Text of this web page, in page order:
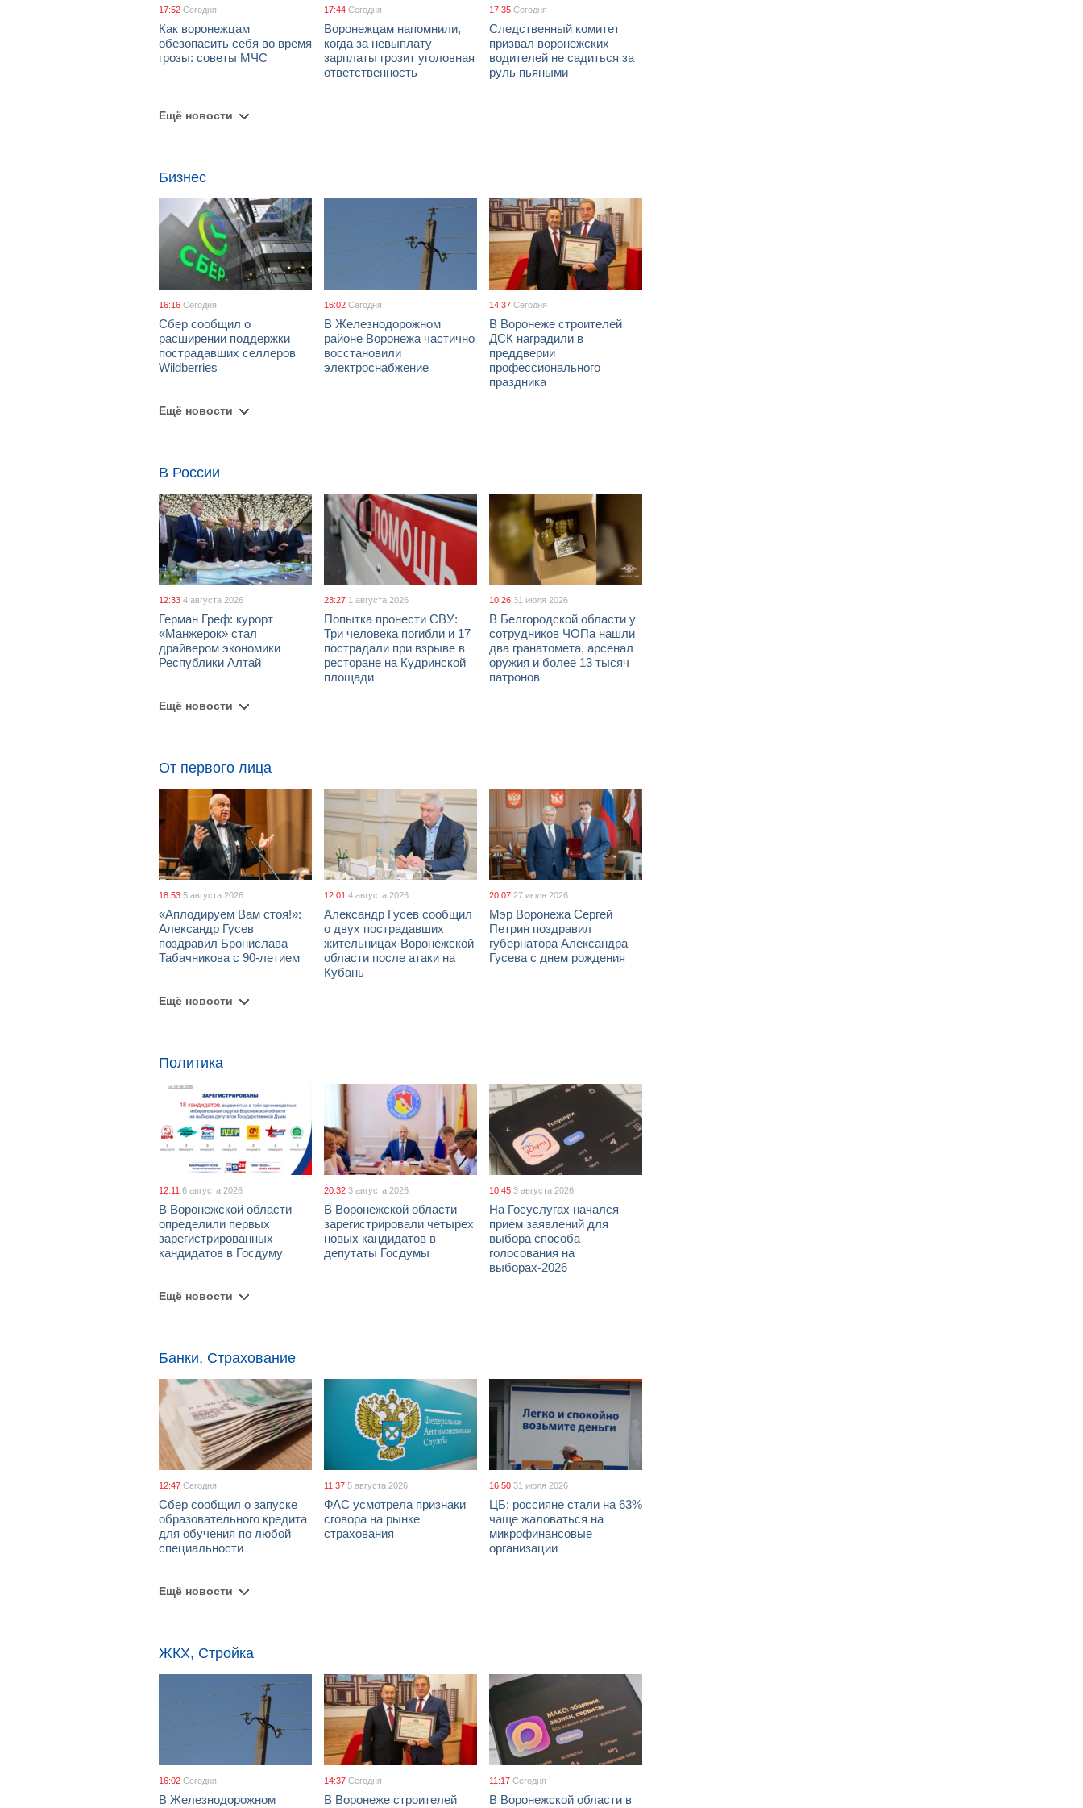
17:52 Сегодня
Как воронежцам
обезопасить себя во время
грозы: советы МЧС
17:44 Сегодня
Воронежцам напомнили,
когда за невыплату
зарплаты грозит уголовная
ответственность
17:35 Сегодня
Следственный комитет
призвал воронежских
водителей не садиться за
руль пьяными
Ещё новости
Бизнес
16:16 Сегодня
Сбер сообщил о
расширении поддержки
пострадавших селлеров
Wildberries
16:02 Сегодня
В Железнодорожном
районе Воронежа частично
восстановили
электроснабжение
14:37 Сегодня
В Воронеже строителей
ДСК наградили в
преддверии
профессионального
праздника
Ещё новости
В России
12:33 4 августа 2026
Герман Греф: курорт
«Манжерок» стал
драйвером экономики
Республики Алтай
23:27 1 августа 2026
Попытка пронести СВУ:
Три человека погибли и 17
пострадали при взрыве в
ресторане на Кудринской
площади
10:26 31 июля 2026
В Белгородской области у
сотрудников ЧОПа нашли
два гранатомета, арсенал
оружия и более 13 тысяч
патронов
Ещё новости
От первого лица
18:53 5 августа 2026
«Аплодируем Вам стоя!»:
Александр Гусев
поздравил Бронислава
Табачникова с 90-летием
12:01 4 августа 2026
Александр Гусев сообщил
о двух пострадавших
жительницах Воронежской
области после атаки на
Кубань
20:07 27 июля 2026
Мэр Воронежа Сергей
Петрин поздравил
губернатора Александра
Гусева с днем рождения
Ещё новости
Политика
12:11 6 августа 2026
В Воронежской области
определили первых
зарегистрированных
кандидатов в Госдуму
20:32 3 августа 2026
В Воронежской области
зарегистрировали четырех
новых кандидатов в
депутаты Госдумы
10:45 3 августа 2026
На Госуслугах начался
прием заявлений для
выбора способа
голосования на
выборах-2026
Ещё новости
Банки, Страхование
12:47 Сегодня
Сбер сообщил о запуске
образовательного кредита
для обучения по любой
специальности
11:37 5 августа 2026
ФАС усмотрела признаки
сговора на рынке
страхования
16:50 31 июля 2026
ЦБ: россияне стали на 63%
чаще жаловаться на
микрофинансовые
организации
Ещё новости
ЖКХ, Стройка
16:02 Сегодня
В Железнодорожном
14:37 Сегодня
В Воронеже строителей
11:17 Сегодня
В Воронежской области в